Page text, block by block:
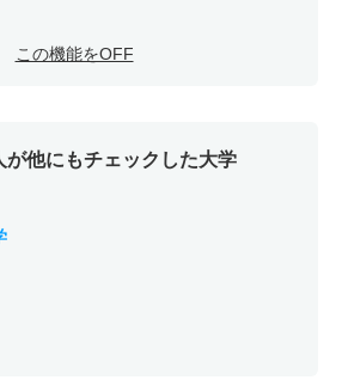
この機能をOFF
が他にもチェックした大学